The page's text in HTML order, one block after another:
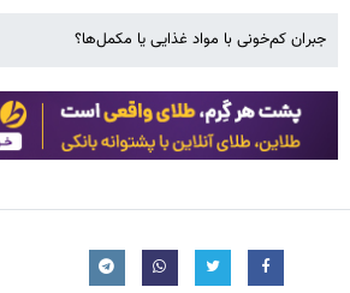
جبران کم‌خونی با مواد غذایی یا مکمل‌ها؟